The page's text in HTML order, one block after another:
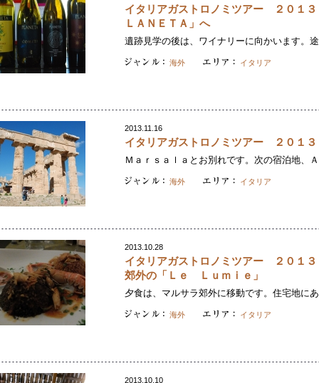
イタリアガストロノミツアー ２０１
ＬＡＮＥＴＡ」へ
遺跡見学の後は、ワイナリーに向かいます
海外 イタリア
2013.11.16
イタリアガストロノミツアー ２０
Ｍａｒｓａｌａとお別れです。次の宿泊地、
海外 イタリア
2013.10.28
イタリアガストロノミツアー ２０１
郊外の「Ｌｅ Ｌｕｍｉｅ」
夕食は、マルサラ郊外に移動です。住宅地
海外 イタリア
2013.10.10